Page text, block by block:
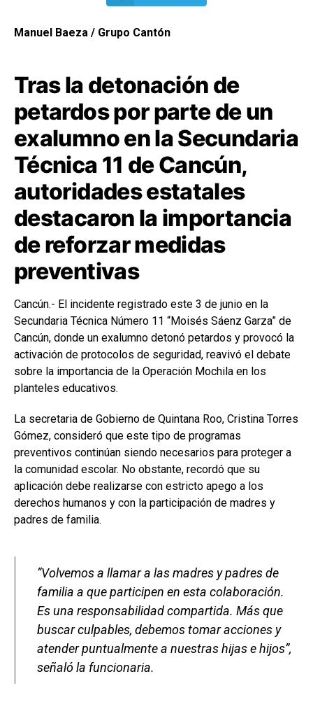
Manuel Baeza / Grupo Cantón
Tras la detonación de
petardos por parte de un
exalumno en la Secundaria
Técnica 11 de Cancún,
autoridades estatales
destacaron la importancia
de reforzar medidas
preventivas
Cancún.- El incidente registrado este 3 de junio en la
Secundaria Técnica Número 11 “Moisés Sáenz Garza” de
Cancún, donde un exalumno detonó petardos y provocó la
activación de protocolos de seguridad, reavivó el debate
sobre la importancia de la Operación Mochila en los
planteles educativos.
La secretaria de Gobierno de Quintana Roo, Cristina Torres
Gómez, consideró que este tipo de programas
preventivos continúan siendo necesarios para proteger a
la comunidad escolar. No obstante, recordó que su
aplicación debe realizarse con estricto apego a los
derechos humanos y con la participación de madres y
padres de familia.
“Volvemos a llamar a las madres y padres de
familia a que participen en esta colaboración.
Es una responsabilidad compartida. Más que
buscar culpables, debemos tomar acciones y
atender puntualmente a nuestras hijas e hijos”,
señaló la funcionaria.